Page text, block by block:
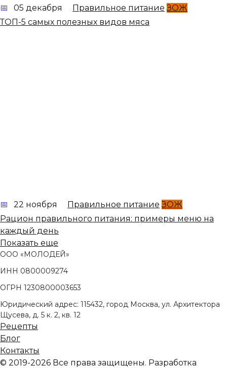
05 декабря Правильное питание ЗОЖ
ТОП-5 самых полезных видов мяса
22 ноября Правильное питание ЗОЖ
Рацион правильного питания: примеры меню на
каждый день
Показать еще
ООО «МОЛОДЕЙ»
ИНН 0800009274
ОГРН 1230800003653
Юридический адрес: 115432, город Москва, ул. Архитектора
Щусева, д. 5 к. 2, кв. 12
Рецепты
Блог
Контакты
© 2019-2026 Все права защищены. Разработка